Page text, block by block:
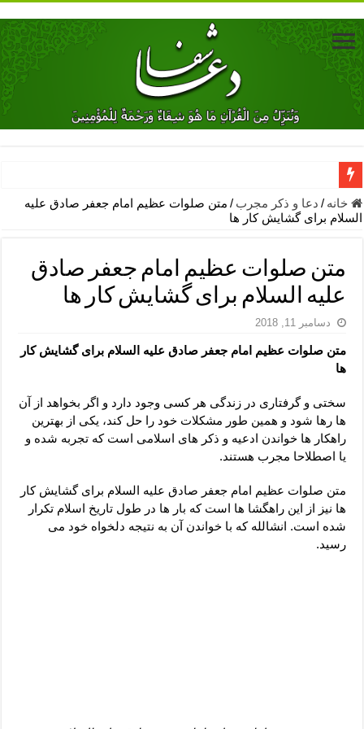
دعای جلب محبت فوری معشوق – دعای جلب محبت شوهر
دعای مشکل گشا برای رفع فقر – ذکرهای روزی‌ بخش
معجزات دعای یا من اظهر الجمیل – دعای یا من اظهر الجمیل برای
مهم ترین اذکار الهی و فضیلت آن ها – ذکر مخصوص مستجاب الدعوه
دعا برای ترس بچه ها در خواب – دعای ترس و بی خوابی کودکان
دعای رفع فقر و طلب رزق و روزی – آیه‌ جلب ثروت و برکت مال
لا حول ولا قوة الا بالله برای چشم زخم – دعای چشم زخم ماشاالله
دعای قوی رفع ترس – دعای مجرب برای آرامش قلب و رفع اضطراب
دعا برای پولدار شدن در یک روز – دعای ثروت حضرت سلیمان
خانه / دعا و ذکر مجرب / متن صلوات عظیم امام جعفر صادق علیه
السلام برای گشایش کار ها
متن صلوات عظیم امام جعفر صادق
علیه السلام برای گشایش کار ها
دسامبر 11, 2018
متن صلوات عظیم امام جعفر صادق علیه السلام برای گشایش کار
ها
سختی و گرفتاری در زندگی هر کسی وجود دارد و اگر بخواهد از آن
ها رها شود و همین طور مشکلات خود را حل کند، یکی از بهترین
راهکار ها خواندن ادعیه و ذکر های اسلامی است که تجربه شده و
یا اصطلاحا مجرب هستند.
متن صلوات عظیم امام جعفر صادق علیه السلام برای گشایش کار
ها نیز از این راهگشا ها است که بار ها در طول تاریخ اسلام تکرار
شده است. انشالله که با خواندن آن به نتیجه دلخواه خود می
رسید.